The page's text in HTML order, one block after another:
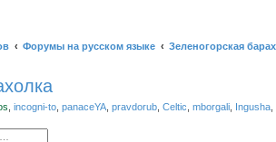
Форумы на русском языке Зеленогорская
incogni-to panaceYA pravdorub Celtic mborgali Ingusha